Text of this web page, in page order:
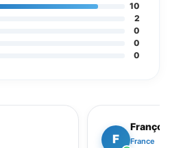
10
2
0
0
0
F
France